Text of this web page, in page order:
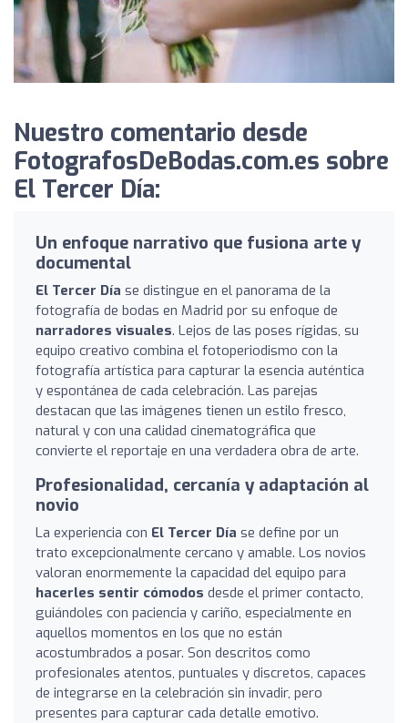
Nuestro comentario desde
FotografosDeBodas.com.es sobre
El Tercer Día:
Un enfoque narrativo que fusiona arte y
documental
El Tercer Día se distingue en el panorama de la
fotografía de bodas en Madrid por su enfoque de
narradores visuales. Lejos de las poses rígidas, su
equipo creativo combina el fotoperiodismo con la
fotografía artística para capturar la esencia auténtica
y espontánea de cada celebración. Las parejas
destacan que las imágenes tienen un estilo fresco,
natural y con una calidad cinematográfica que
convierte el reportaje en una verdadera obra de arte.
Profesionalidad, cercanía y adaptación al
novio
La experiencia con El Tercer Día se define por un
trato excepcionalmente cercano y amable. Los novios
valoran enormemente la capacidad del equipo para
hacerles sentir cómodos desde el primer contacto,
guiándoles con paciencia y cariño, especialmente en
aquellos momentos en los que no están
acostumbrados a posar. Son descritos como
profesionales atentos, puntuales y discretos, capaces
de integrarse en la celebración sin invadir, pero
presentes para capturar cada detalle emotivo.